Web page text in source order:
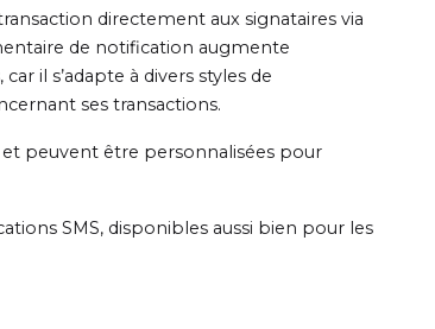
directement aux signataires via
de notification augmente
il s’adapte à divers styles de
ses transactions.
peuvent être personnalisées pour
SMS, disponibles aussi bien pour les